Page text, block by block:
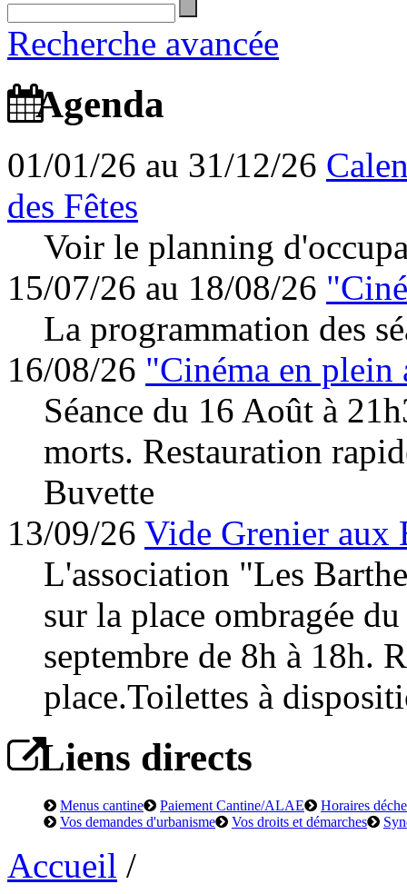
Recherche avancée
Agenda
01/01/26 au 31/12/26
des Fêtes
Voir le planning
15/07/26 au 18/08/26
La programmation des
16/08/26 "Cinéma en plein
Séance du 16 Août à
morts. Restauration
Buvette
13/09/26 Vide Grenier aux
L'association "Les
sur la place ombragée
septembre de 8h à 18h.
place.Toilettes à
Liens directs
Menus cantine Paiement Cantine/ALAE
Horaires
Vos demandes d'urbanisme
Vos droits et démarches
Accueil /